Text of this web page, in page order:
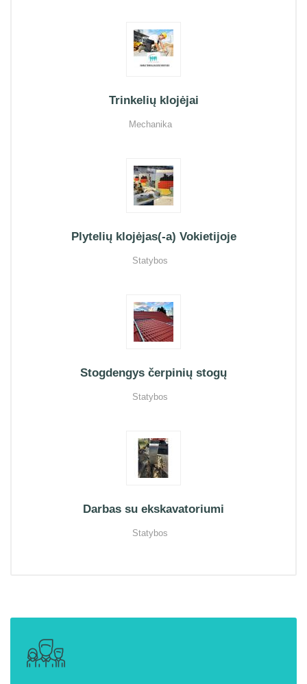
Trinkelių klojėjai
Mechanika
Plytelių klojėjas(-a) Vokietijoje
Statybos
Stogdengys čerpinių stogų
Statybos
Darbas su ekskavatoriumi
Statybos